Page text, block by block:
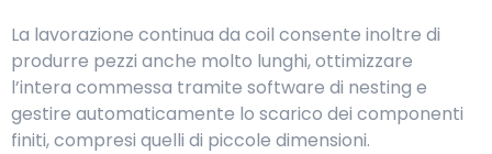
La lavorazione continua da coil consente inoltre di
produrre pezzi anche molto lunghi, ottimizzare
l’intera commessa tramite software di nesting e
gestire automaticamente lo scarico dei componenti
finiti, compresi quelli di piccole dimensioni.